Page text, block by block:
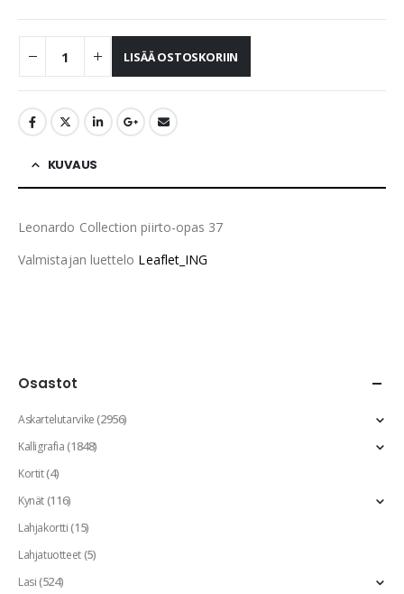
LISÄÄ OSTOSKORIIN
KUVAUS
Leonardo Collection piirto-opas 37
Valmistajan luettelo Leaflet_ING
Osastot
Askartelutarvike(2956)
Kalligrafia(1848)
Kortit(4)
Kynät(116)
Lahjakortti(15)
Lahjatuotteet(5)
Lasi(524)